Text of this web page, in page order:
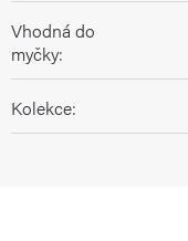
Vhodná do
myčky:
Kolekce: